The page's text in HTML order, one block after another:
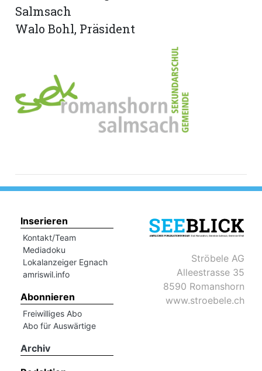
Salmsach
Walo Bohl, Präsident
Inserieren
Kontakt/Team
Mediadoku
Lokalanzeiger Egnach
amriswil.info
Abonnieren
Freiwilliges Abo
Abo für Auswärtige
Archiv
Ströbele AG
Alleestrasse 35
8590 Romanshorn
www.stroebele.ch